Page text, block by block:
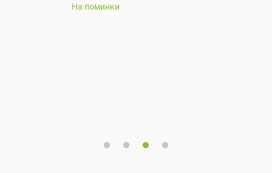
На поминки